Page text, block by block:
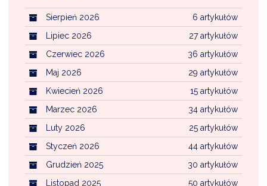
6 artykułów
Sierpień 2026
27 artykułów
Lipiec 2026
36 artykułów
Czerwiec 2026
29 artykułów
Maj 2026
15 artykułów
Kwiecień 2026
34 artykułów
Marzec 2026
25 artykułów
Luty 2026
44 artykułów
Styczeń 2026
30 artykułów
Grudzień 2025
50 artykułów
Listopad 2025